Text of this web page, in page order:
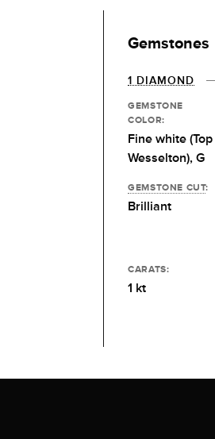
Gemstones
1 DIAMOND
GEMSTONE
COLOR:
Fine white (Top
Wesselton), G
GEMSTONE CUT:
Brilliant
CARATS:
1 kt